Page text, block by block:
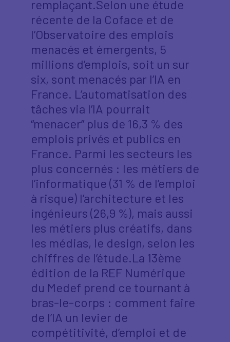
remplaçant.Selon une étude
récente de la Coface et de
l’Observatoire des emplois
menacés et émergents, 5
millions d’emplois, soit un sur
six, sont menacés par l’IA en
France. L’automatisation des
tâches via l’IA pourrait
“menacer” plus de 16,3 % des
emplois privés et publics en
France. Parmi les secteurs les
plus concernés : les métiers de
l’informatique (31 % de l’emploi
à risque) l’architecture et les
ingénieurs (26,9 %), mais aussi
les métiers plus créatifs, dans
les médias, le design, selon les
chiffres de l’étude.La 13ème
édition de la REF Numérique
du Medef prend ce tournant à
bras-le-corps : comment faire
de l’IA un levier de
compétitivité, d’emploi et de